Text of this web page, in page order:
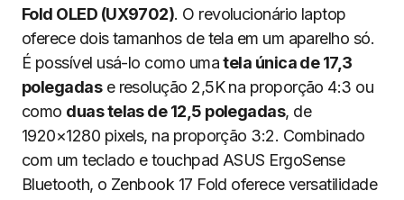
Fold OLED (UX9702). O revolucionário laptop
oferece dois tamanhos de tela em um aparelho só.
É possível usá-lo como umatela única de 17,3
polegadase resolução 2,5K na proporção 4:3 ou
como duas telas de 12,5 polegadas, de
1920×1280 pixels, na proporção 3:2. Combinado
com um teclado e touchpad ASUS ErgoSense
Bluetooth, o Zenbook 17 Fold oferece versatilidade